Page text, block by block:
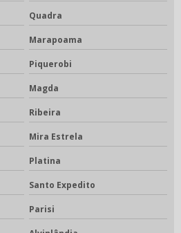
Quadra
Marapoama
Piquerobi
Magda
Ribeira
Mira Estrela
Platina
Santo Expedito
Parisi